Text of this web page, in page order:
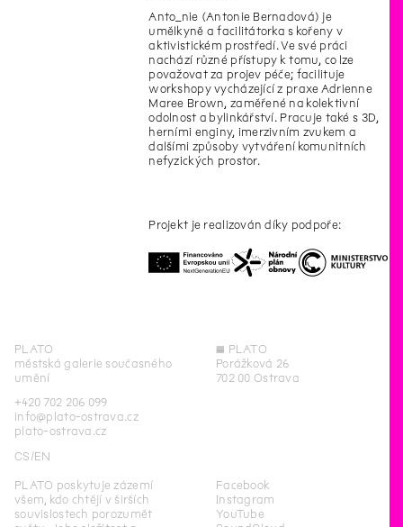
Anto_nie (Antonie Bernadová) je
umělkyně a facilitátorka s kořeny v
aktivistickém prostředí. Ve své práci
nachází různé přístupy k tomu, co lze
považovat za projev péče; facilituje
workshopy vycházející z praxe Adrienne
Maree Brown, zaměřené na kolektivní
odolnost a bylinkářství. Pracuje také s 3D,
herními enginy, imerzivním zvukem a
dalšími způsoby vytváření komunitních
nefyzických prostor.
Projekt je realizován díky podpoře:
PLATO
městská galerie současného
umění
+420 702 206 099
info@plato-ostrava.cz
plato-ostrava.cz
CS EN
◊ PLATO
Porážková 26
702 00 Ostrava
PLATO poskytuje zázemí
všem, kdo chtějí v širších
souvislostech porozumět
Facebook
Instagram
YouTube